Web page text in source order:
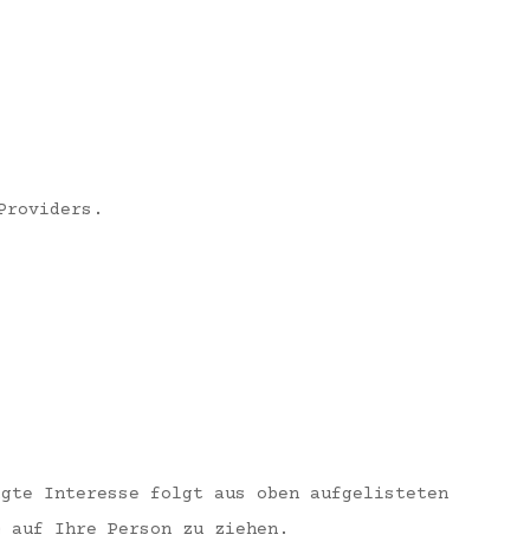
Interesse folgt aus oben aufgelisteten
auf Ihre Person zu ziehen.